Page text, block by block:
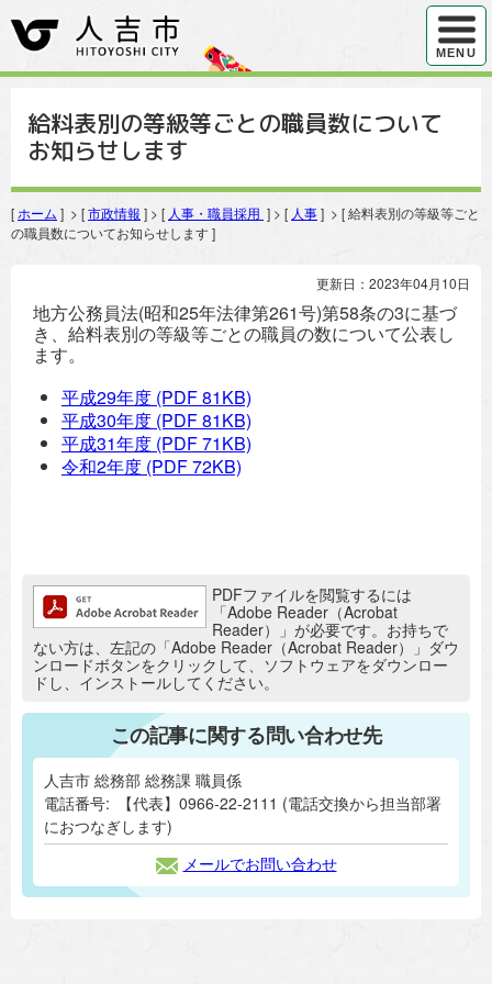
ハンバ
MENU
給料表別の等級等ごとの職員数について
お知らせします
[ ホーム ] > [市政情報 ] > [ 人事・職員採用 ] > [ 人事] > [ 給料表別の等級等ごと
の職員数についてお知らせします ]
更新日：2023年04月10日
地方公務員法(昭和25年法律第261号)第58条の3に基づ
き、給料表別の等級等ごとの職員の数について公表し
ます。
平成29年度 (PDF 81KB)
平成30年度 (PDF 81KB)
平成31年度 (PDF 71KB)
令和2年度 (PDF 72KB)
追加情報：PDFファイルPDFファイルを閲覧するには
「Adobe Reader（Acrobat
Reader）」が必要です。お持ちで
ない方は、左記の「Adobe Reader（Acrobat Reader）」ダウ
ンロードボタンをクリックして、ソフトウェアをダウンロー
ドし、インストールしてください。
この記事に関する問い合わせ先
人吉市 総務部 総務課 職員係
電話番号:
【代表】0966-22-2111 (電話交換から担当部署
におつなぎします)
メールでお問い合わせ